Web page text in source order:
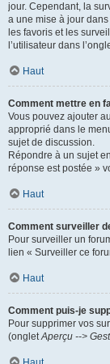
jour. Cependant, la
a une mise à jour
les favoris et les
l’utilisateur dans
Haut
Comment mettre en
Vous pouvez ajouter
approprié dans le
sujet de discussion.
Répondre à un sujet
réponse est postée »
Haut
Comment surveiller
Pour surveiller un
lien « Surveiller ce
Haut
Comment puis-je
Pour supprimer vos
(ongletAperçu -->